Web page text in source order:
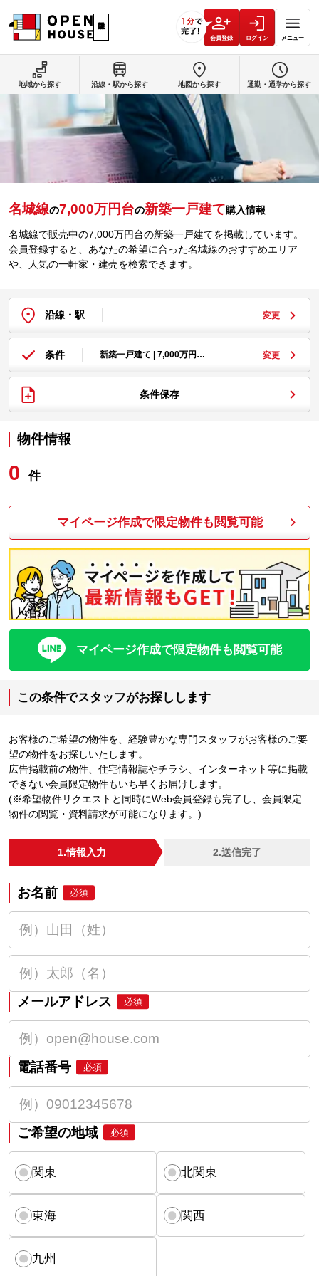
会員登録 ログイン メニュー
名城線の7,000万円台の新築一戸建て購入情報
名城線で販売中の7,000万円台の新築一戸建てを掲載しています。
会員登録すると、あなたの希望に合った名城線のおすすめエリア
や、人気の一軒家・建売を検索できます。
沿線・駅 変更
条件 新築一戸建て | 7,000万円… 変更
条件保存
物件情報
0 件
マイページ作成で限定物件も閲覧可能
マイページ作成で限定物件も閲覧可能
この条件でスタッフがお探しします
お客様のご希望の物件を、経験豊かな専門スタッフがお客様のご要
望の物件をお探しいたします。
広告掲載前の物件、住宅情報誌やチラシ、インターネット等に掲載
できない会員限定物件もいち早くお届けします。
(※希望物件リクエストと同時にWeb会員登録も完了し、会員限定
物件の閲覧・資料請求が可能になります。)
1.情報入力 2.送信完了
お名前 必須
メールアドレス 必須
電話番号 必須
ご希望の地域 必須
関東 北関東
東海 関西
九州
地域から探す 沿線・駅から探す 地図から探す 通勤・通学から探す